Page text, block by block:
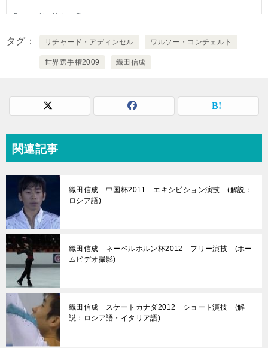
タグ リチャード・アディンセル ワルソー・コンチェルト
世界選手権2009 織田信成
関連記事
織田信成 中国杯2011 エキシビション演技 (解説：
ロシア語)
織田信成 ネーベルホルン杯2012 フリー演技 (ホー
ムビデオ撮影)
織田信成 スケートカナダ2012 ショート演技 (解
説：ロシア語・イタリア語)